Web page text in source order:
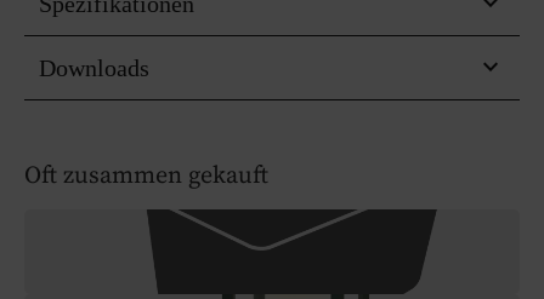
Downloads
Oft zusammen gekauft